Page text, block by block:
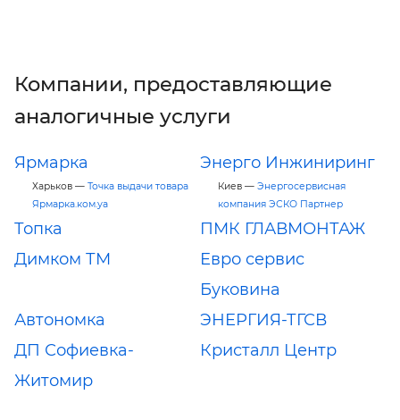
Компании, предоставляющие
аналогичные услуги
Ярмарка
Харьков — Точка выдачи товара
Ярмарка.ком.уа
Энерго Инжиниринг
Киев — Энергосервисная
компания ЭСКО Партнер
Топка
ПМК ГЛАВМОНТАЖ
Димком ТМ
Евро сервис
Буковина
Автономка
ЭНЕРГИЯ-ТГСВ
ДП Софиевка-
Житомир
Кристалл Центр